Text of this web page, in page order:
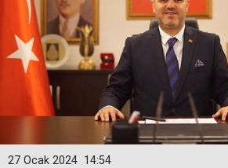
14:54
27 Ocak 2024